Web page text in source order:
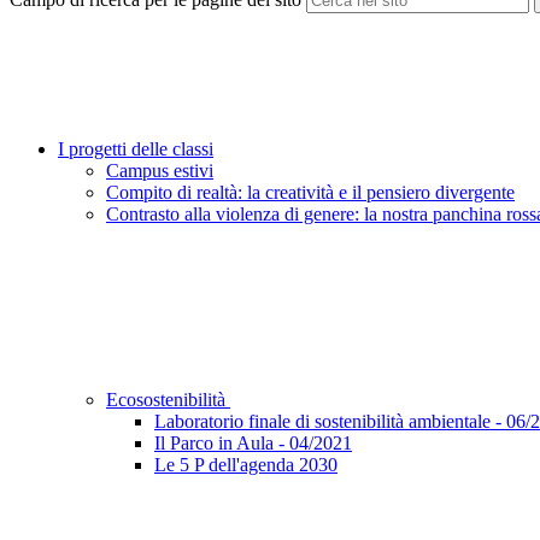
I progetti delle classi
Campus estivi
Compito di realtà: la creatività e il pensiero divergente
Contrasto alla violenza di genere: la nostra panchina
Ecosostenibilità
Laboratorio finale di sostenibilità ambientale - 06/
Il Parco in Aula - 04/2021
Le 5 P dell'agenda 2030